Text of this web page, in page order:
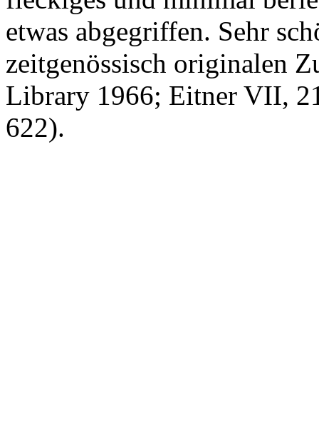
etwas abgegriffen. Sehr
zeitgenössisch originalen
Library 1966; Eitner VII,
622).